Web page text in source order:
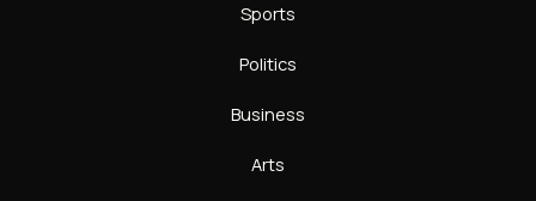
Sports
Politics
Business
Arts